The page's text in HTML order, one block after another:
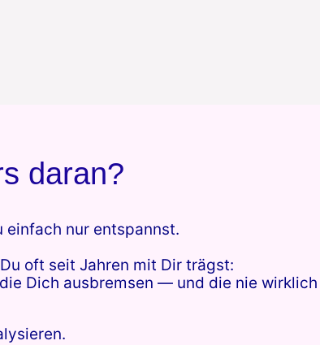
daran?
einfach nur entspannst.
oft seit Jahren mit Dir trägst:
Dich ausbremsen — und die nie wirklich